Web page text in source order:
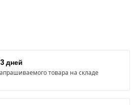
дней
товара на складе